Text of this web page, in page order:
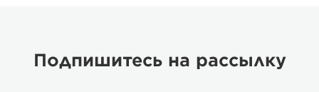
Подпишитесь на рассылку